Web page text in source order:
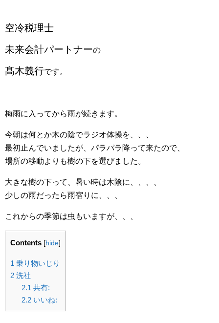
空冷税理士
未来会計パートナーの
髙木義行です。
梅雨に入ってから雨が続きます。
今朝は何とか木の陰でラジオ体操を、、、
最初止んでいましたが、パラパラ降って来たので、
場所の移動よりも樹の下を選びました。
大きな樹の下って、暑い時は木陰に、、、、
少しの雨だったら雨宿りに、、、
これからの季節は虫もいますが、、、
Contents [hide]
1 乗り物いじり
2 洗社
2.1 共有:
2.2いいね: